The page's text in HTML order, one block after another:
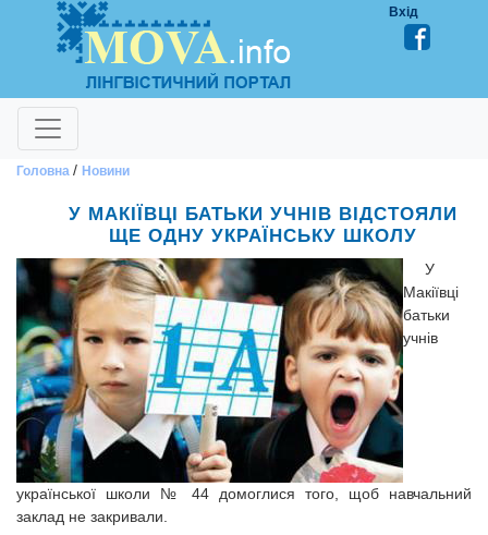
Вхід
Головна / Новини
У МАКІЇВЦІ БАТЬКИ УЧНІВ ВІДСТОЯЛИ
ЩЕ ОДНУ УКРАЇНСЬКУ ШКОЛУ
У
Макіївці
батьки
учнів
української школи № 44 домоглися того, щоб навчальний
заклад не закривали.